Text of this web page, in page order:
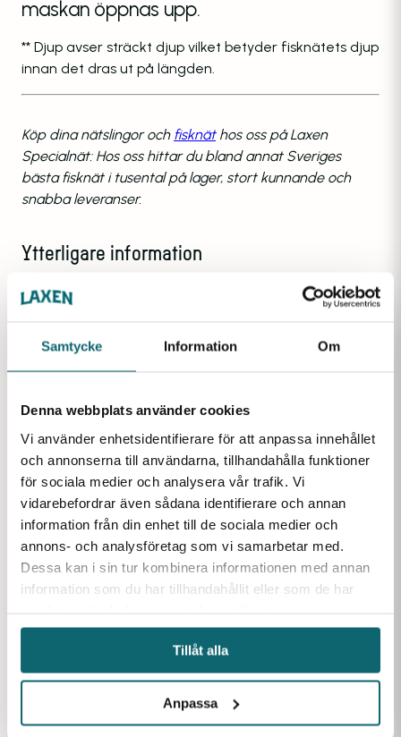
Samtycke Information Om
Denna webbplats använder cookies
Vi använder enhetsidentifierare för att anpassa innehållet
och annonserna till användarna, tillhandahålla funktioner
för sociala medier och analysera vår trafik. Vi
vidarebefordrar även sådana identifierare och annan
information från din enhet till de sociala medier och
annons- och analysföretag som vi samarbetar med.
Dessa kan i sin tur kombinera informationen med annan
information som du har tillhandahållit eller som de har
Tillåt alla
Anpassa
maskan öppnas upp.
** Djup avser sträckt djup vilket betyder fisknätets djup
innan det dras ut på längden.
Köp dina nätslingor och fisknäthos oss på Laxen
Specialnät: Hos oss hittar du bland annat Sveriges
bästa fisknät i tusental på lager, stort kunnande och
snabba leveranser.
Ytterligare information
Vikt
0,2 kg
Favoriter inom samma kategori
Nätslinga 60m 1.5m
43mm 0.25
Nätslinga med maska 43
147kr
Nätslinga 120m 3.0m
40mm 0.15
Nätslinga i heldragen grön
245kr
40mm
Nätslinga
113kr